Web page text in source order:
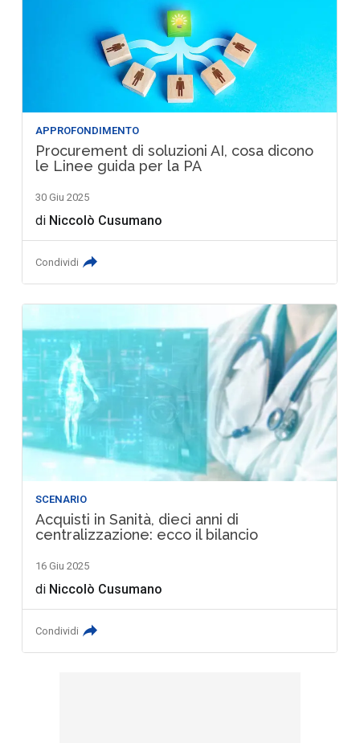
APPROFONDIMENTO
Procurement di soluzioni AI, cosa dicono
le Linee guida per la PA
30 Giu 2025
di Niccolò Cusumano
Condividi
SCENARIO
Acquisti in Sanità, dieci anni di
centralizzazione: ecco il bilancio
16 Giu 2025
di Niccolò Cusumano
Condividi